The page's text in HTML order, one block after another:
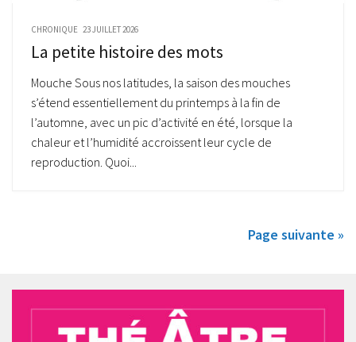
CHRONIQUE 23 JUILLET 2026
La petite histoire des mots
Mouche Sous nos latitudes, la saison des mouches
s’étend essentiellement du printemps à la fin de
l’automne, avec un pic d’activité en été, lorsque la
chaleur et l’humidité accroissent leur cycle de
reproduction. Quoi...
Page suivante »